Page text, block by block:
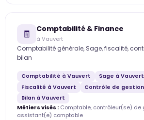
🧾 Comptabilité & Finance
à Vauvert
Comptabilité générale, Sage, fiscalité,
bilan
Comptabilité à Vauvert
Sage à Vauvert
Fiscalité à Vauvert
Contrôle de
Bilan à Vauvert
Métiers visés : Comptable, contrôleur(se) de
assistant(e) comptable